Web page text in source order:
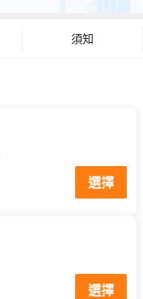
須知
選擇
選擇